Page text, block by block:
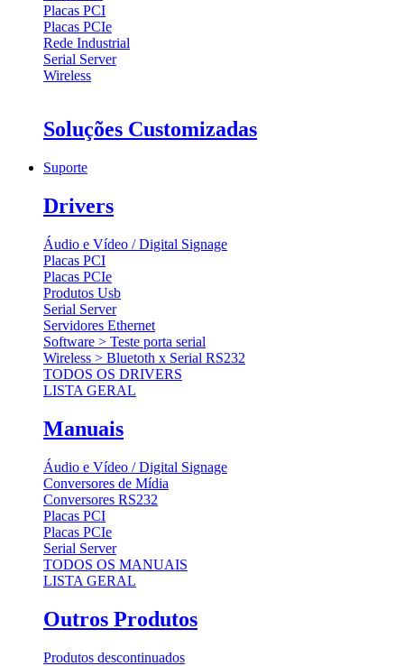
Placas PCI
Placas PCIe
Rede Industrial
Serial Server
Wireless
Soluções Customizadas
Suporte
Drivers
Áudio e Vídeo / Digital Signage
Placas PCI
Placas PCIe
Produtos Usb
Serial Server
Servidores Ethernet
Software > Teste porta serial
Wireless > Bluetoth x Serial RS232
TODOS OS DRIVERS
LISTA GERAL
Manuais
Áudio e Vídeo / Digital Signage
Conversores de Mídia
Conversores RS232
Placas PCI
Placas PCIe
Serial Server
TODOS OS MANUAIS
LISTA GERAL
Outros Produtos
Produtos descontinuados